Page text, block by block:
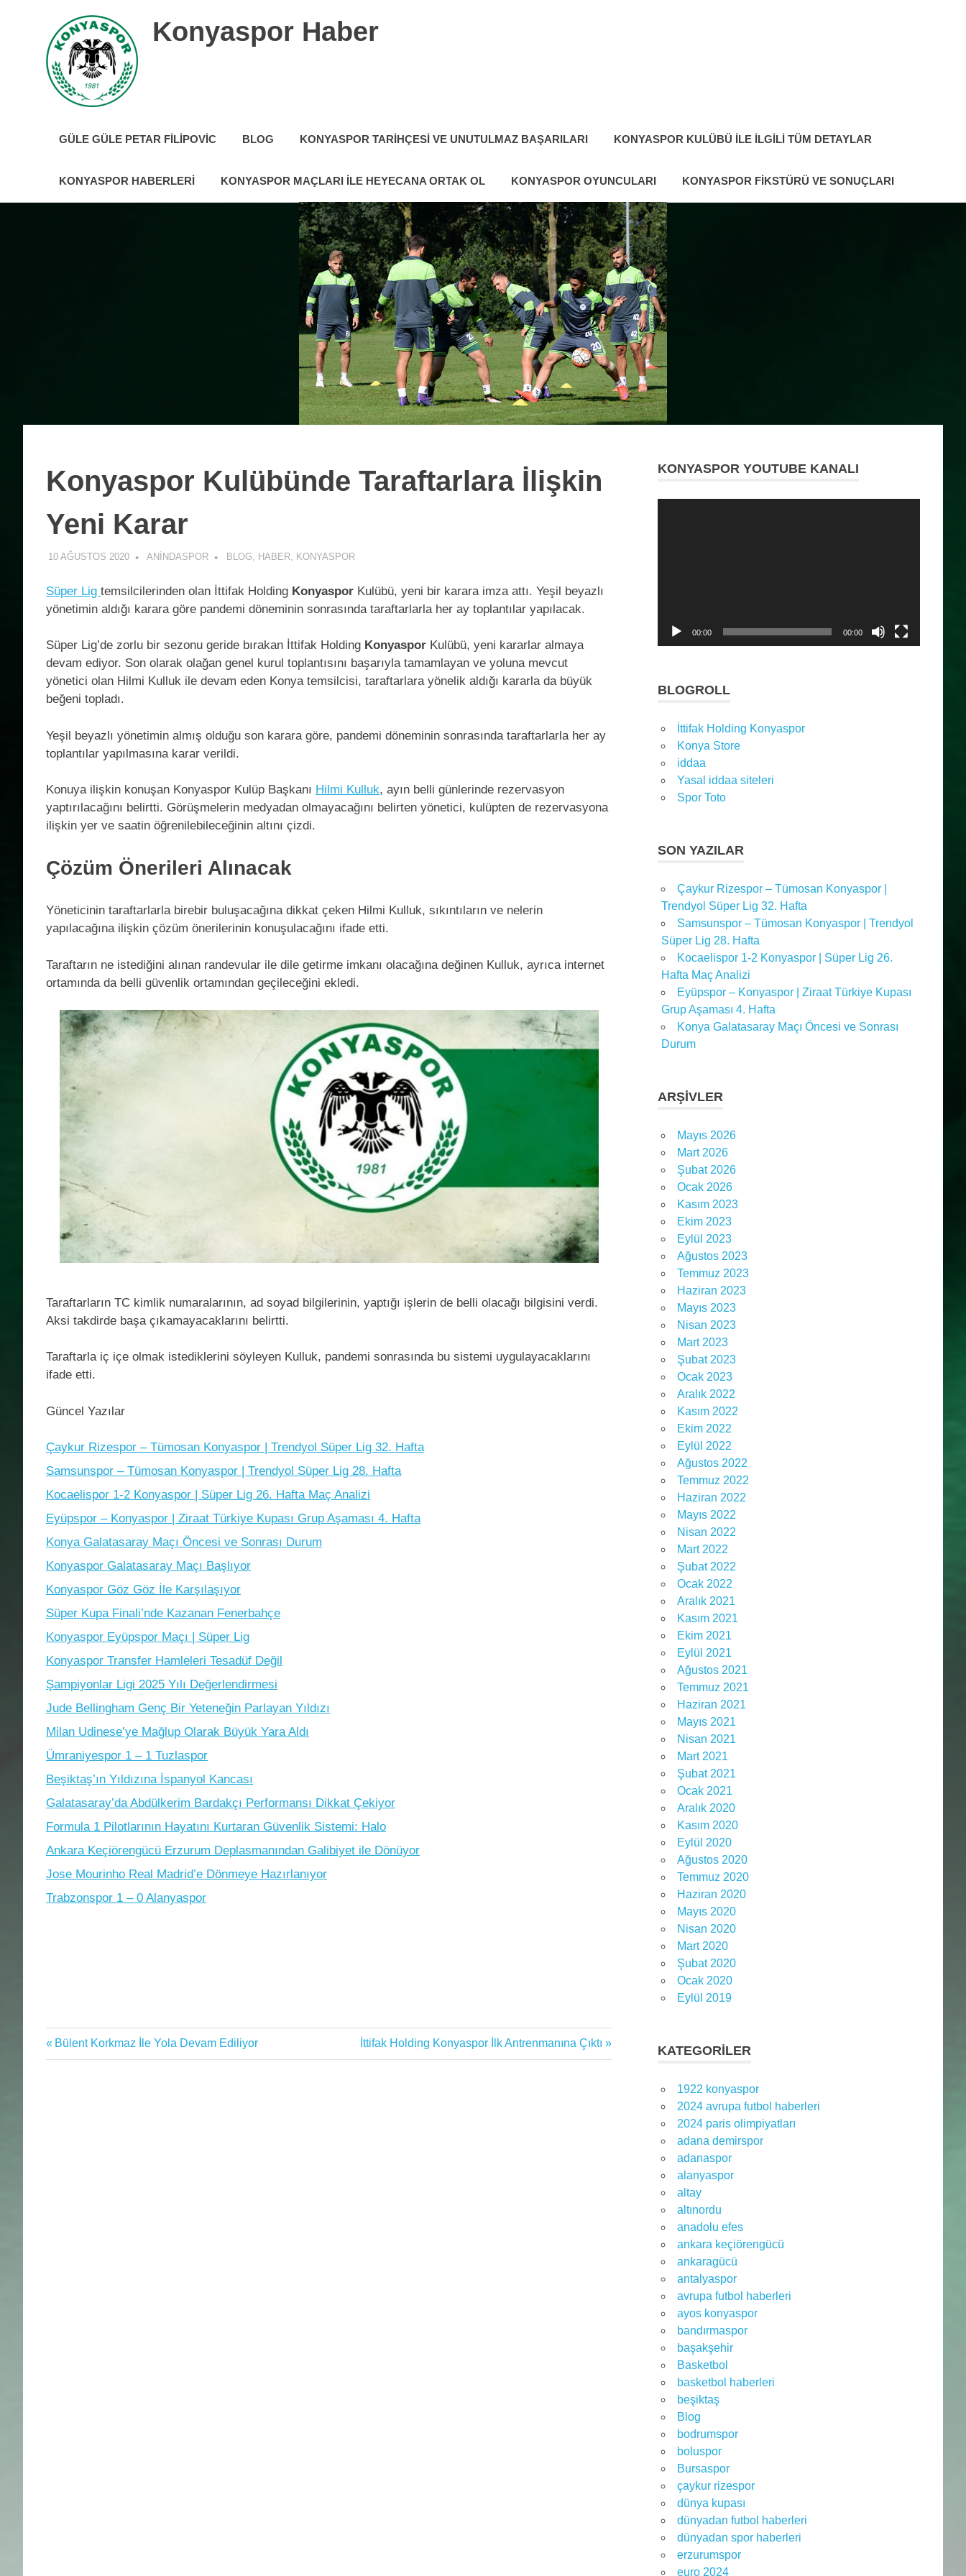
Konyaspor Haber
tümGÜLE GÜLE PETAR FILIPOVIC BLOG KONYASPOR TARIHÇESI VE UNUTULMAZ BAŞARILARI KONYASPOR KULÜBÜ ILE İLGILI TÜM DETAYLAR
KONYASPOR HABERLERI KONYASPOR MAÇLARI ILE HEYECANA ORTAK OL KONYASPOR OYUNCULARI KONYASPOR FIKSTÜRÜ VE SONUÇLARI
Konyaspor Kulübünde Taraftarlara İlişkin
Yeni Karar
10 AĞUSTOS 2020 ANINDASPOR BLOG, HABER, KONYASPOR
Süper Lig temsilcilerinden olan İttifak Holding Konyaspor Kulübü, yeni bir karara imza attı. Yeşil beyazlı
yönetimin aldığı karara göre pandemi döneminin sonrasında taraftarlarla her ay toplantılar yapılacak.
Süper Lig’de zorlu bir sezonu geride bırakan İttifak Holding Konyaspor Kulübü, yeni kararlar almaya
devam ediyor. Son olarak olağan genel kurul toplantısını başarıyla tamamlayan ve yoluna mevcut
yönetici olan Hilmi Kulluk ile devam eden Konya temsilcisi, taraftarlara yönelik aldığı kararla da büyük
beğeni topladı.
Yeşil beyazlı yönetimin almış olduğu son karara göre, pandemi döneminin sonrasında taraftarlarla her ay
toplantılar yapılmasına karar verildi.
Konuya ilişkin konuşan Konyaspor Kulüp Başkanı Hilmi Kulluk, ayın belli günlerinde rezervasyon
yaptırılacağını belirtti. Görüşmelerin medyadan olmayacağını belirten yönetici, kulüpten de rezervasyona
ilişkin yer ve saatin öğrenilebileceğinin altını çizdi.
Çözüm Önerileri Alınacak
Yöneticinin taraftarlarla birebir buluşacağına dikkat çeken Hilmi Kulluk, sıkıntıların ve nelerin
yapılacağına ilişkin çözüm önerilerinin konuşulacağını ifade etti.
Taraftarın ne istediğini alınan randevular ile dile getirme imkanı olacağına değinen Kulluk, ayrıca internet
ortamında da belli güvenlik ortamından geçileceğini ekledi.
Taraftarların TC kimlik numaralarının, ad soyad bilgilerinin, yaptığı işlerin de belli olacağı bilgisini verdi.
Aksi takdirde başa çıkamayacaklarını belirtti.
Taraftarla iç içe olmak istediklerini söyleyen Kulluk, pandemi sonrasında bu sistemi uygulayacaklarını
ifade etti.
Güncel Yazılar
Çaykur Rizespor – Tümosan Konyaspor | Trendyol Süper Lig 32. Hafta
Samsunspor – Tümosan Konyaspor | Trendyol Süper Lig 28. Hafta
Kocaelispor 1-2 Konyaspor | Süper Lig 26. Hafta Maç Analizi
Eyüpspor – Konyaspor | Ziraat Türkiye Kupası Grup Aşaması 4. Hafta
Konya Galatasaray Maçı Öncesi ve Sonrası Durum
Konyaspor Galatasaray Maçı Başlıyor
Konyaspor Göz Göz İle Karşılaşıyor
Süper Kupa Finali’nde Kazanan Fenerbahçe
Konyaspor Eyüpspor Maçı | Süper Lig
Konyaspor Transfer Hamleleri Tesadüf Değil
Şampiyonlar Ligi 2025 Yılı Değerlendirmesi
Jude Bellingham Genç Bir Yeteneğin Parlayan Yıldızı
Milan Udinese’ye Mağlup Olarak Büyük Yara Aldı
Ümraniyespor 1 – 1 Tuzlaspor
Beşiktaş’ın Yıldızına İspanyol Kancası
Galatasaray’da Abdülkerim Bardakçı Performansı Dikkat Çekiyor
Formula 1 Pilotlarının Hayatını Kurtaran Güvenlik Sistemi: Halo
Ankara Keçiörengücü Erzurum Deplasmanından Galibiyet ile Dönüyor
Jose Mourinho Real Madrid’e Dönmeye Hazırlanıyor
Trabzonspor 1 – 0 Alanyaspor
genel
Konyaspor
Yazı
Previous
Post:
Bülent Korkmaz İle Yola Devam Ediliyor
Next
Post:
İttifak Holding Konyaspor İlk Antrenmanına Çıktı
KONYASPOR YOUTUBE KANALI
00:00 00:00
BLOGROLL
İttifak Holding Konyaspor
Konya Store
iddaa
Yasal iddaa siteleri
Spor Toto
SON YAZILAR
Çaykur Rizespor – Tümosan Konyaspor |
Trendyol Süper Lig 32. Hafta
Samsunspor – Tümosan Konyaspor | Trendyol
Süper Lig 28. Hafta
Kocaelispor 1-2 Konyaspor | Süper Lig 26.
Hafta Maç Analizi
Eyüpspor – Konyaspor | Ziraat Türkiye Kupası
Grup Aşaması 4. Hafta
Konya Galatasaray Maçı Öncesi ve Sonrası
Durum
ARŞIVLER
Mayıs 2026
Mart 2026
Şubat 2026
Ocak 2026
Kasım 2023
Ekim 2023
Eylül 2023
Ağustos 2023
Temmuz 2023
Haziran 2023
Mayıs 2023
Nisan 2023
Mart 2023
Şubat 2023
Ocak 2023
Aralık 2022
Kasım 2022
Ekim 2022
Eylül 2022
Ağustos 2022
Temmuz 2022
Haziran 2022
Mayıs 2022
Nisan 2022
Mart 2022
Şubat 2022
Ocak 2022
Aralık 2021
Kasım 2021
Ekim 2021
Eylül 2021
Ağustos 2021
Temmuz 2021
Haziran 2021
Mayıs 2021
Nisan 2021
Mart 2021
Şubat 2021
Ocak 2021
Aralık 2020
Kasım 2020
Eylül 2020
Ağustos 2020
Temmuz 2020
Haziran 2020
Mayıs 2020
Nisan 2020
Mart 2020
Şubat 2020
Ocak 2020
Eylül 2019
KATEGORILER
1922 konyaspor
2024 avrupa futbol haberleri
2024 paris olimpiyatları
adana demirspor
adanaspor
alanyaspor
altay
altınordu
anadolu efes
ankara keçiörengücü
ankaragücü
antalyaspor
avrupa futbol haberleri
ayos konyaspor
bandırmaspor
başakşehir
Basketbol
basketbol haberleri
beşiktaş
Blog
bodrumspor
boluspor
Bursaspor
çaykur rizespor
dünya kupası
dünyadan futbol haberleri
dünyadan spor haberleri
erzurumspor
euro 2024